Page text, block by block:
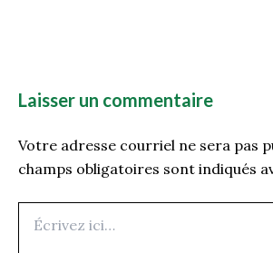
Laisser un commentaire
Votre adresse courriel ne sera pas
champs obligatoires sont indiqués
ici…